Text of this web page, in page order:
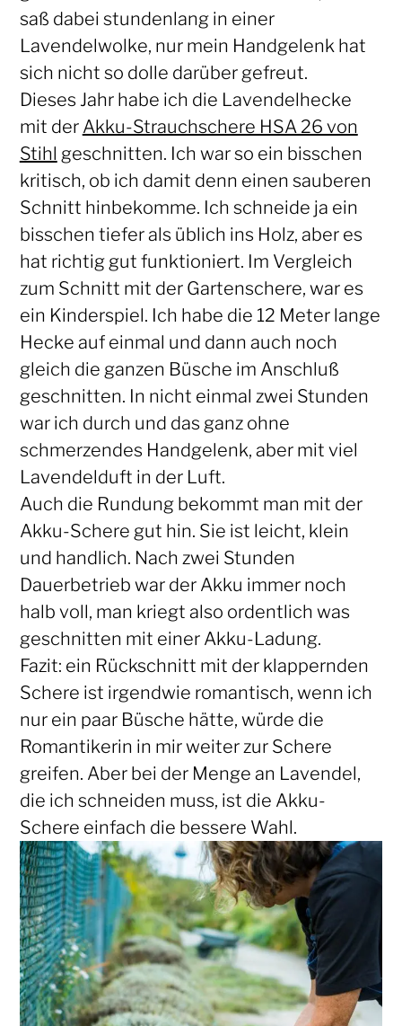
saß dabei stundenlang in einer
Lavendelwolke, nur mein Handgelenk hat
sich nicht so dolle darüber gefreut.
Dieses Jahr habe ich die Lavendelhecke
mit der Akku-Strauchschere HSA 26 von
Stihl geschnitten. Ich war so ein bisschen
kritisch, ob ich damit denn einen sauberen
Schnitt hinbekomme. Ich schneide ja ein
bisschen tiefer als üblich ins Holz, aber es
hat richtig gut funktioniert. Im Vergleich
zum Schnitt mit der Gartenschere, war es
ein Kinderspiel. Ich habe die 12 Meter lange
Hecke auf einmal und dann auch noch
gleich die ganzen Büsche im Anschluß
geschnitten. In nicht einmal zwei Stunden
war ich durch und das ganz ohne
schmerzendes Handgelenk, aber mit viel
Lavendelduft in der Luft.
Auch die Rundung bekommt man mit der
Akku-Schere gut hin. Sie ist leicht, klein
und handlich. Nach zwei Stunden
Dauerbetrieb war der Akku immer noch
halb voll, man kriegt also ordentlich was
geschnitten mit einer Akku-Ladung.
Fazit: ein Rückschnitt mit der klappernden
Schere ist irgendwie romantisch, wenn ich
nur ein paar Büsche hätte, würde die
Romantikerin in mir weiter zur Schere
greifen. Aber bei der Menge an Lavendel,
die ich schneiden muss, ist die Akku-
Schere einfach die bessere Wahl.